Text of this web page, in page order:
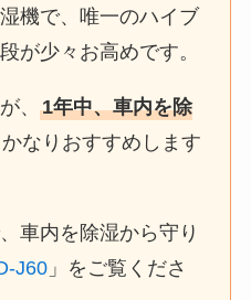
機で、唯一のハイブ
が少々お高めです。
、1年中、車内を除
なりおすすめします
車内を除湿から守り
J60 」をご覧くださ